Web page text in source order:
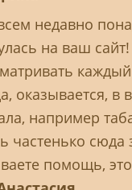
недавно
на ваш
оказывается,
например
частенько
помощь,